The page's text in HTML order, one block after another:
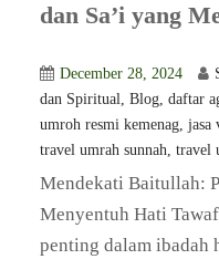
dan Sa’i yang
December 28, 2024
dan Spiritual, Blog, daftar
umroh resmi kemenag, jasa
travel umrah sunnah, travel
Mendekati Baitullah:
Menyentuh Hati
penting dalam ibadah